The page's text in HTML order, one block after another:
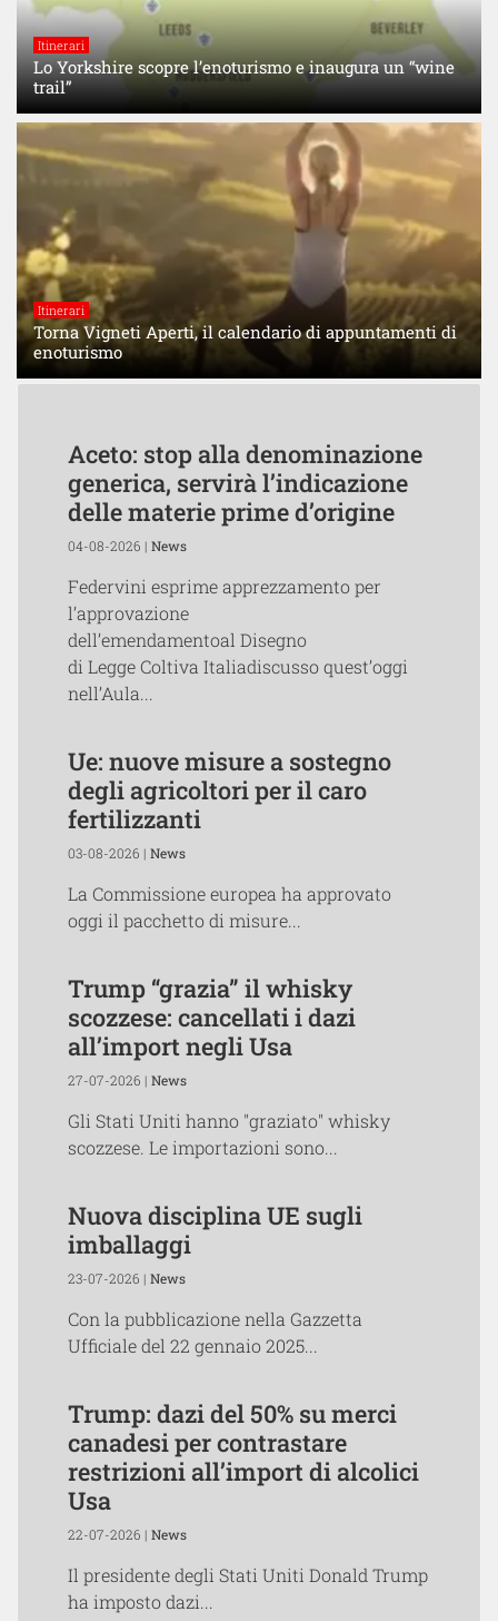
Itinerari
Lo Yorkshire scopre l’enoturismo e inaugura un “wine
trail”
Itinerari
Torna Vigneti Aperti, il calendario di appuntamenti di
enoturismo
Aceto: stop alla denominazione
generica, servirà l’indicazione
delle materie prime d’origine
04-08-2026 | News
Federvini esprime apprezzamento per
l’approvazione
dell’emendamentoal Disegno
di Legge Coltiva Italiadiscusso quest’oggi
nell’Aula...
Ue: nuove misure a sostegno
degli agricoltori per il caro
fertilizzanti
03-08-2026 | News
La Commissione europea ha approvato
oggi il pacchetto di misure...
Trump “grazia” il whisky
scozzese: cancellati i dazi
all’import negli Usa
27-07-2026 | News
Gli Stati Uniti hanno "graziato" whisky
scozzese. Le importazioni sono...
Nuova disciplina UE sugli
imballaggi
23-07-2026 | News
Con la pubblicazione nella Gazzetta
Ufficiale del 22 gennaio 2025...
Trump: dazi del 50% su merci
canadesi per contrastare
restrizioni all’import di alcolici
Usa
22-07-2026 | News
Il presidente degli Stati Uniti Donald Trump
ha imposto dazi...